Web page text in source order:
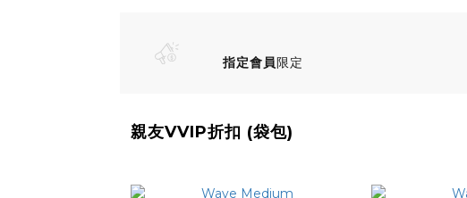
指定會員限定
親友VVIP折扣 (袋包)